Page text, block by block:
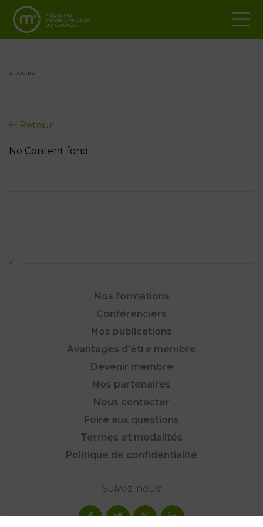
à poudre
Retour
No Content fond
Nos formations
Conférenciers
Nos publications
Avantages d’être membre
Devenir membre
Nos partenaires
Nous contacter
Foire aux questions
Termes et modalités
Politique de confidentialité
Suivez-nous: